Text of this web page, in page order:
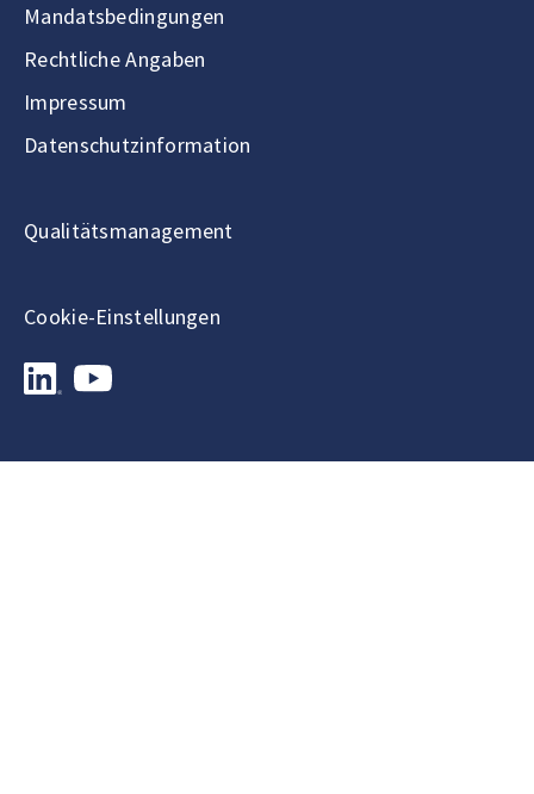
Mandatsbedingungen
Rechtliche Angaben
Impressum
Datenschutzinformation
Qualitätsmanagement
Cookie-Einstellungen